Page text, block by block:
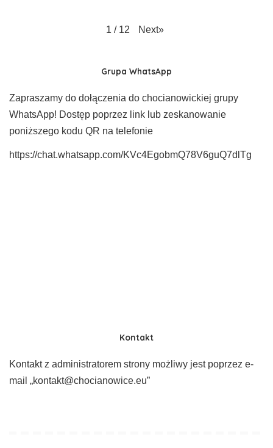
1 / 12 Next»
Grupa WhatsApp
Zapraszamy do dołączenia do chocianowickiej grupy
WhatsApp! Dostęp poprzez link lub zeskanowanie
poniższego kodu QR na telefonie
https://chat.whatsapp.com/KVc4EgobmQ78V6guQ7dlTg
Kontakt
Kontakt z administratorem strony możliwy jest poprzez e-
mail „kontakt@chocianowice.eu”